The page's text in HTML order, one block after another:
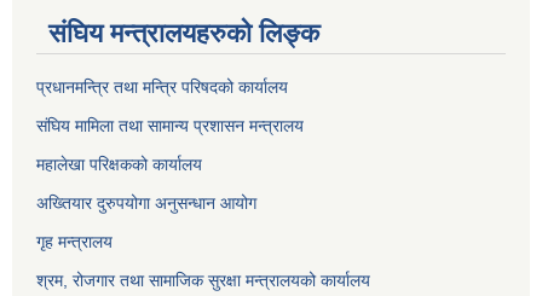
संघिय मन्त्रालयहरुको लिङ्‍क
प्रधानमन्त्रि तथा मन्त्रि परिषदको कार्यालय
संघिय मामिला तथा सामान्य प्रशासन मन्त्रालय
महालेखा परिक्षकको कार्यालय
अख्तियार दुरुपयोगा अनुसन्धान आयोग
गृह मन्त्रालय
श्रम, रोजगार तथा सामाजिक सुरक्षा मन्त्रालयको कार्यालय